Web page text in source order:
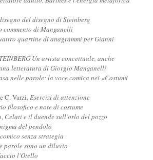
del disegno di Steinberg
commento di Manganelli
quartine di anagrammi per Gianni
Un artista concettuale, anche
letteratura di Giorgio Manganelli
nelle parole: la voce comica nei «Costumi
C. Varzi,Esercizi di attenzione
filosofico e note di costume
Celati e il duende sull’orlo del pozzo
del pendolo
senza strategia
parole sono un diluvio
l'Otello